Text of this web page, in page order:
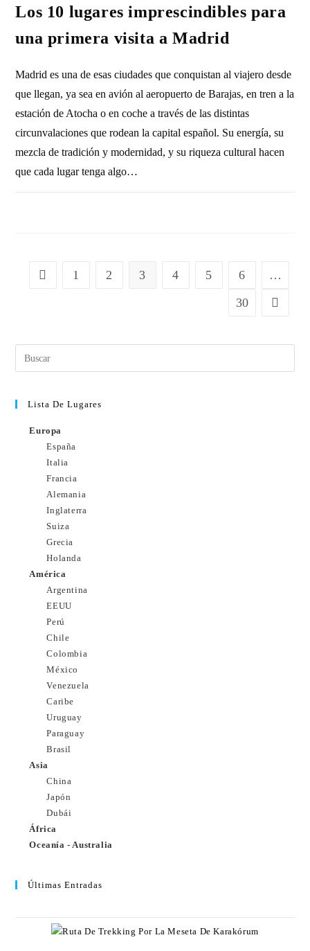
Los 10 lugares imprescindibles para
una primera visita a Madrid
Madrid es una de esas ciudades que conquistan al viajero desde
que llegan, ya sea en avión al aeropuerto de Barajas, en tren a la
estación de Atocha o en coche a través de las distintas
circunvalaciones que rodean la capital español. Su energía, su
mezcla de tradición y modernidad, y su riqueza cultural hacen
que cada lugar tenga algo…
1 2 3 4 5 6
…
30
Lista De Lugares
Europa
España
Italia
Francia
Alemania
Inglaterra
Suiza
Grecia
Holanda
América
Argentina
EEUU
Perú
Chile
Colombia
México
Venezuela
Caribe
Uruguay
Paraguay
Brasil
Asia
China
Japón
Dubái
África
Oceanía - Australia
Últimas Entradas